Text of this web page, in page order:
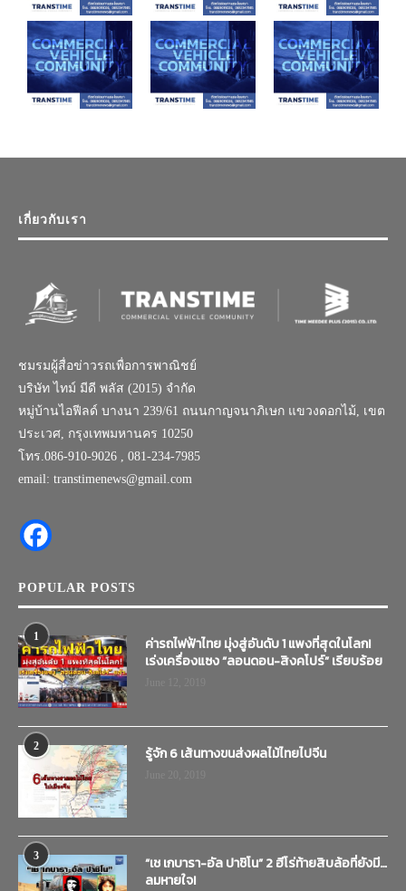
เกี่ยวกับเรา
ชมรมผู้สื่อข่าวรถเพื่อการพาณิชย์
บริษัท ไทม์ มีดี พลัส (2015) จำกัด
หมู่บ้านไอฟีลด์ บางนา 239/61 ถนนกาญจนาภิเษก แขวงดอกไม้, เขต
ประเวศ, กรุงเทพมหานคร 10250
โทร.086-910-9026 , 081-234-7985
email: transtimenews@gmail.com
POPULAR POSTS
1
ค่ารถไฟฟ้าไทย มุ่งสู่อันดับ 1 แพงที่สุดในโลก!
เร่งเครื่องแซง “ลอนดอน-สิงคโปร์” เรียบร้อย
2 รู้จัก 6 เส้นทางขนส่งผลไม้ไทยไปจีน
3
“เช เกบารา-อัล ปาชิโน” 2 ฮีโร่ท้ายสิบล้อที่ยังมี…
ลมหายใจ!